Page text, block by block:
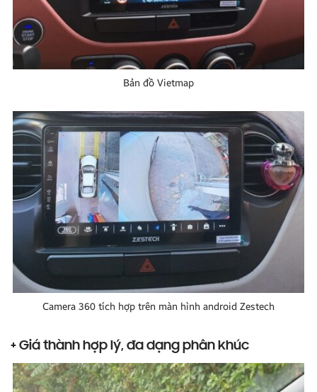
Bản đồ Vietmap
Camera 360 tích hợp trên màn hình android Zestech
+ Giá thành hợp lý, đa dạng phân khúc